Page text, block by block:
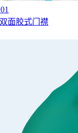
面胶式门襟